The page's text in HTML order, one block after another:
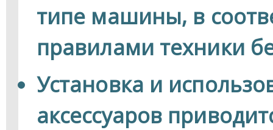
типе машины, в
правилами техники
Установка и
аксессуаров